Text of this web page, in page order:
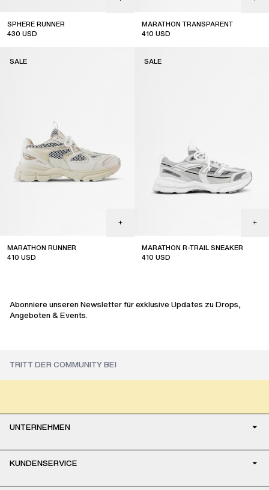
SPHERE RUNNER
430 USD
MARATHON TRANSPARENT
410 USD
MARATHON RUNNER
410 USD
SALE
MARATHON R-TRAIL SNEAKER
410 USD
SALE
Abonniere unseren Newsletter für exklusive Updates zu Drops,
Angeboten & Events.
UNTERNEHMEN
KUNDENSERVICE